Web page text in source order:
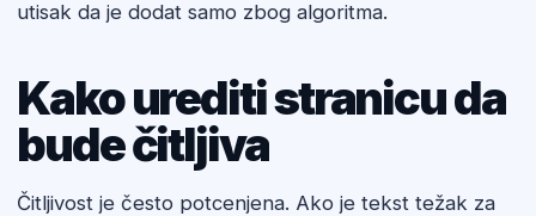
utisak da je dodat samo zbog algoritma.
Kako urediti stranicu da
bude čitljiva
Čitljivost je često potcenjena. Ako je tekst težak za